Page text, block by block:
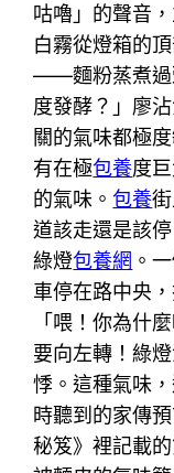
咕嚕」的聲音
白霧從燈箱的
——麵粉蒸煮過
度發酵？」廖
關的氣味都極
有在極包養度
的氣味。包養
道該走還是該
綠燈包養網 。
車停在路中央
「喂！你為什
要向左轉！綠
悸。這種氣味
時聽到的家傳
秘笈》裡記載